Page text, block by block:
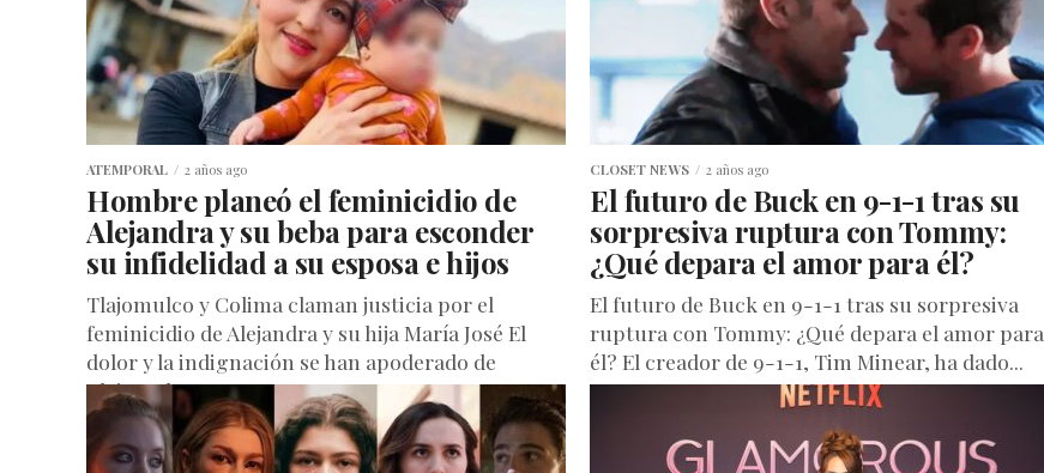
ATEMPORAL 2 años ago
Hombre planeó el feminicidio de
Alejandra y su beba para esconder
su infidelidad a su esposa e hijos
Tlajomulco y Colima claman justicia por el
feminicidio de Alejandra y su hija María José El
dolor y la indignación se han apoderado de
Tlajomulco y...
CLOSET NEWS 2 años ago
El futuro de Buck en 9-1-1 tras su
sorpresiva ruptura con Tommy:
¿Qué depara el amor para él?
El futuro de Buck en 9-1-1 tras su sorpresiva
ruptura con Tommy: ¿Qué depara el amor para
él? El creador de 9-1-1, Tim Minear, ha dado...